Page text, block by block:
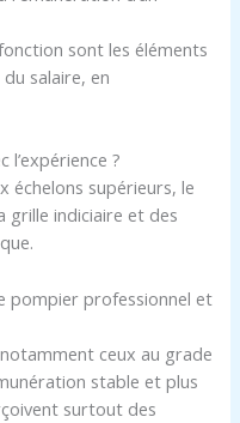
sont les éléments
salaire, en
l’expérience ?
échelons supérieurs, le
grille indiciaire et des
pompier professionnel et
ceux au grade
stable et plus
surtout des